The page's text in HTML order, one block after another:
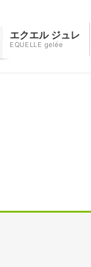
エクエル ジュレ
EQUELLE gelée